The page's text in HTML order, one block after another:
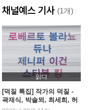
Column
장강명의 소설가라는 이상한
석윤이의 그림이 되는 책_ 한
표정훈의 세상에서 두 번째로
이수련의 엇갈린 관계_ 우리
황석희의 영화 번역담_ 이 번
김지은의 모두 함께 읽는 책_
오키로북스, 달려!_ 요즘 핫한
채널예스 기사 (1개)
읽다
[덕질 특집] 작가의 덕질 -
곽재식, 박솔뫼, 최세희, 허
남웅, 조영주